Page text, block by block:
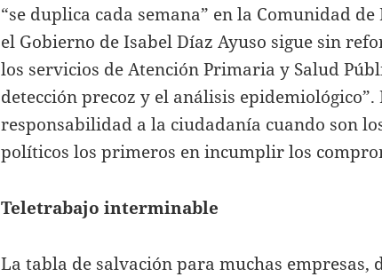
“se duplica cada semana” en la Comunidad
el Gobierno de Isabel Díaz Ayuso sigue sin
los servicios de Atención Primaria y Salud
detección precoz y el análisis epidemiológico”.
responsabilidad a la ciudadanía cuando son
políticos los primeros en incumplir los
Teletrabajo interminable
La tabla de salvación para muchas empresas,